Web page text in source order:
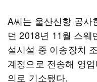
A씨는 울산신항 공사
던 2018년 11월 스웨
설시설 중 이송장치
계정으로 전송해 영
의로 기소됐다.